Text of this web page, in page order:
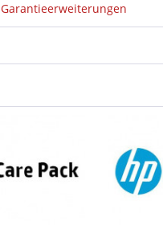
Garantieerweiterungen